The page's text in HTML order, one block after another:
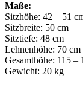
Maße:
Sitzhöhe: 42 – 51
Sitzbreite: 50 cm
Sitztiefe: 48 cm
Lehnenhöhe: 70 cm
Gesamthöhe: 115 –
Gewicht: 20 kg